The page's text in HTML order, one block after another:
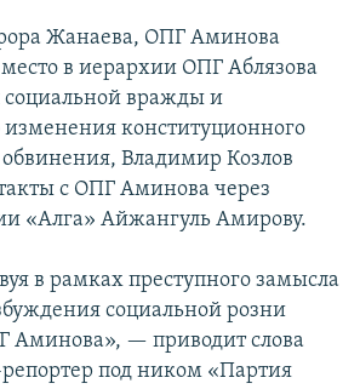
Жанаева, ОПГ Аминова
в иерархии ОПГ Аблязова
социальной вражды и
изменения конституционного
Владимир Козлов
с ОПГ Аминова через
«Алга» Айжангуль Амирову.
в рамках преступного замысла
социальной розни
Аминова», — приводит слова
под ником «Партия